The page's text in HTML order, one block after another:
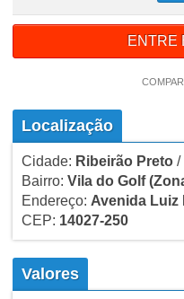
ENTRE
Localização
Cidade: Ribeirão Preto/
Bairro: Vila do Golf
Endereço: Avenida Luiz
CEP: 14027-250
Valores